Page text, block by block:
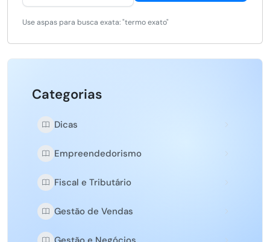
Use aspas para busca exata: "termo exato"
Categorias
Dicas
Empreendedorismo
Fiscal e Tributário
Gestão de Vendas